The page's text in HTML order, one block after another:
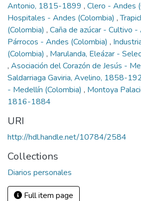
Antonio, 1815-1899 , Clero - Andes
Hospitales - Andes (Colombia) ,
(Colombia) , Caña de azúcar - Cultivo
Párrocos - Andes (Colombia) ,
(Colombia) , Marulanda, Eleázar -
, Asociación del Corazón de Jesús -
Saldarriaga Gaviria, Avelino, 1858-
- Medellín (Colombia) , Montoya
1816-1884
URI
http://hdl.handle.net/10784/2584
Collections
Diarios personales
Full item page